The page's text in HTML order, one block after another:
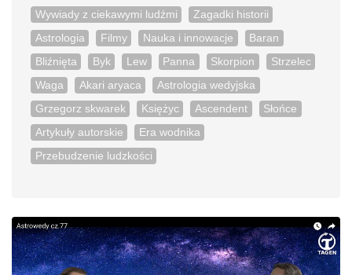
Wywiady z ciekawymi ludźmi
Zagadki historii
Astrologia
Filmy Nauka i innowacje
Baran
Bliźnięta
Byk Lew Panna Skorpion
Strzelec
Waga
Akari aryaca
Astrologia wedyjska
Grzegorz skwarek
Księżyc Ascendent
Słońce
Artykuły autorskie
Era wodnika
Przebudzenie ludzkości